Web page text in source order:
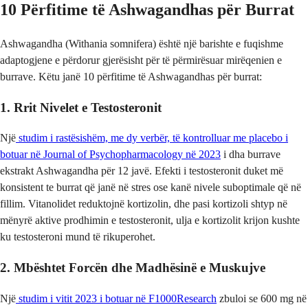
10 Përfitime të Ashwagandhas për Burrat
Ashwagandha (Withania somnifera) është një barishte e fuqishme
adaptogjene e përdorur gjerësisht për të përmirësuar mirëqenien e
burrave. Këtu janë 10 përfitime të Ashwagandhas për burrat:
1. Rrit Nivelet e Testosteronit
Një studim i rastësishëm, me dy verbër, të kontrolluar me placebo i
botuar në Journal of Psychopharmacology në 2023 i dha burrave
ekstrakt Ashwagandha për 12 javë. Efekti i testosteronit duket më
konsistent te burrat që janë në stres ose kanë nivele suboptimale që në
fillim. Vitanolidet reduktojnë kortizolin, dhe pasi kortizoli shtyp në
mënyrë aktive prodhimin e testosteronit, ulja e kortizolit krijon kushte
ku testosteroni mund të rikuperohet.
2. Mbështet Forcën dhe Madhësinë e Muskujve
Një studim i vitit 2023 i botuar në F1000Research zbuloi se 600 mg në